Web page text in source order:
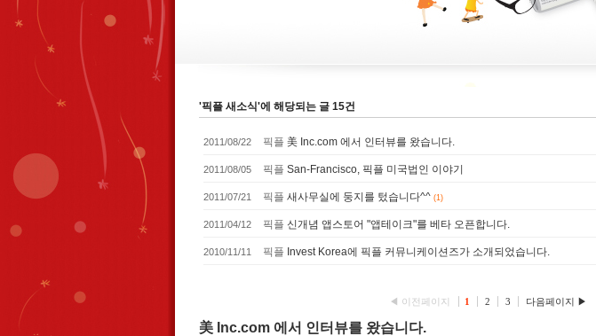
'픽플 새소식'에 해당되는 글 15건
2011/08/22 픽플 美 Inc.com 에서 인터뷰를 왔습니다.
2011/08/05 픽플 San-Francisco, 픽플 미국법인 이야기
2011/07/21 픽플 새사무실에 둥지를 텄습니다^^ (1)
2011/04/12 픽플 신개념 앱스토어 "앱테이크"를 베타 오픈합니다.
2010/11/11 픽플 Invest Korea에 픽플 커뮤니케이션즈가 소개되었습니다.
◀ 이전페이지 1 2 3 다음페이지 ▶
美 Inc.com 에서 인터뷰를 왔습니다.